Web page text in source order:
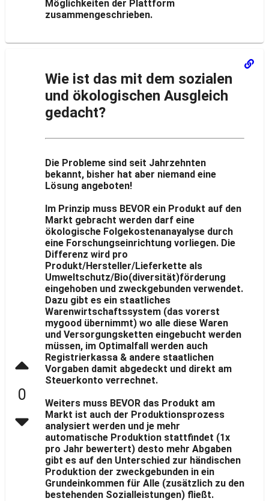
Möglichkeiten der Plattform
zusammengeschrieben.
0
Wie ist das mit dem sozialen
und ökologischen Ausgleich
gedacht?
Die Probleme sind seit Jahrzehnten
bekannt, bisher hat aber niemand eine
Lösung angeboten!
Im Prinzip muss BEVOR ein Produkt auf den
Markt gebracht werden darf eine
ökologische Folgekostenanayalyse durch
eine Forschungseinrichtung vorliegen. Die
Differenz wird pro
Produkt/Hersteller/Lieferkette als
Umweltschutz/Bio(diversität)förderung
eingehoben und zweckgebunden verwendet.
Dazu gibt es ein staatliches
Warenwirtschaftssystem (das vorerst
mygood übernimmt) wo alle diese Waren
und Versorgungsketten eingebucht werden
müssen, im Optimalfall werden auch
Registrierkassa & andere staatlichen
Vorgaben damit abgedeckt und direkt am
Steuerkonto verrechnet.
Weiters muss BEVOR das Produkt am
Markt ist auch der Produktionsprozess
analysiert werden und je mehr
automatische Produktion stattfindet (1x
pro Jahr bewertert) desto mehr Abgaben
gibt es auf den Unterschied zur händischen
Produktion der zweckgebunden in ein
Grundeinkommen für Alle (zusätzlich zu den
bestehenden Sozialleistungen) fließt.